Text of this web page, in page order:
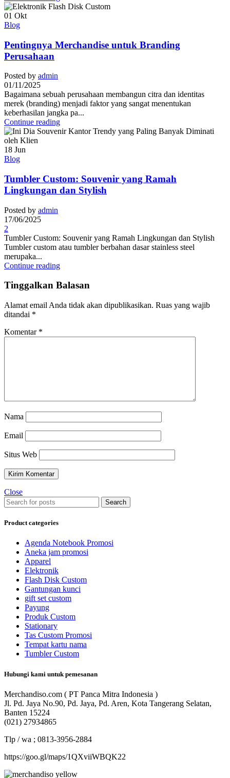
01 Okt
Blog
Pentingnya Merchandise untuk Branding
Perusahaan
Posted by admin
01/11/2025
Bagaimana sebuah perusahaan membangun citra dan identitas
merek (branding) menjadi faktor yang sangat menentukan
keberhasilan jangka pa...
Continue reading
18 Jun
Blog
Tumbler Custom: Souvenir yang Ramah
Lingkungan dan Stylish
Posted by admin
17/06/2025
2
Tumbler Custom: Souvenir yang Ramah Lingkungan dan Stylish
Tumbler custom atau tumbler berbahan dasar stainless steel
merupaka...
Continue reading
Tinggalkan Balasan
Alamat email Anda tidak akan dipublikasikan. Ruas yang wajib
ditandai *
Komentar *
Nama
Email
Situs Web
Close
Search
Product categories
Agenda Notebook Promosi
Aneka jam promosi
Apparel
Elektronik
Flash Disk Custom
Gantungan kunci
gift set custom
Payung
Produk Custom
Stationary
Tas Custom Promosi
Tempat kartu nama
Tumbler Custom
Hubungi kami untuk pemesanan
Merchandiso.com ( PT Panca Mitra Indonesia )
Jl. Pd. Jaya No.90, Pd. Jaya, Pd. Aren, Kota Tangerang Selatan,
Banten 15224
(021) 27934865
Tlp / wa ; 0813-3956-2884
https://goo.gl/maps/1QXviiWBQK22